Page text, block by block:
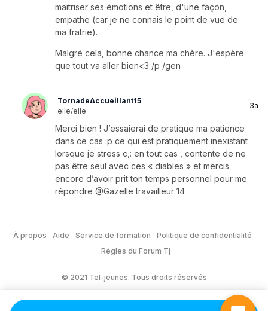
maitriser ses émotions et être, d'une façon,
empathe (car je ne connais le point de vue de
ma fratrie).
Malgré cela, bonne chance ma chère. J'espère
que tout va aller bien<3 /p /gen
TornadeAccueillant15
elle/elle
3a
Merci bien ! J’essaierai de pratique ma patience
dans ce cas :p ce qui est pratiquement inexistant
lorsque je stress c,: en tout cas , contente de ne
pas être seul avec ces « diables » et mercis
encore d’avoir prit ton temps personnel pour me
répondre @Gazelle travailleur 14
À propos Aide Service de formation
Politique de confidentialité
Règles du Forum Tj
© 2021 Tel-jeunes. Tous droits réservés